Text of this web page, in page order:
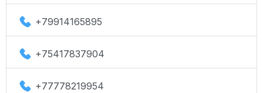
+79914165895
+75417837904
+77778219954